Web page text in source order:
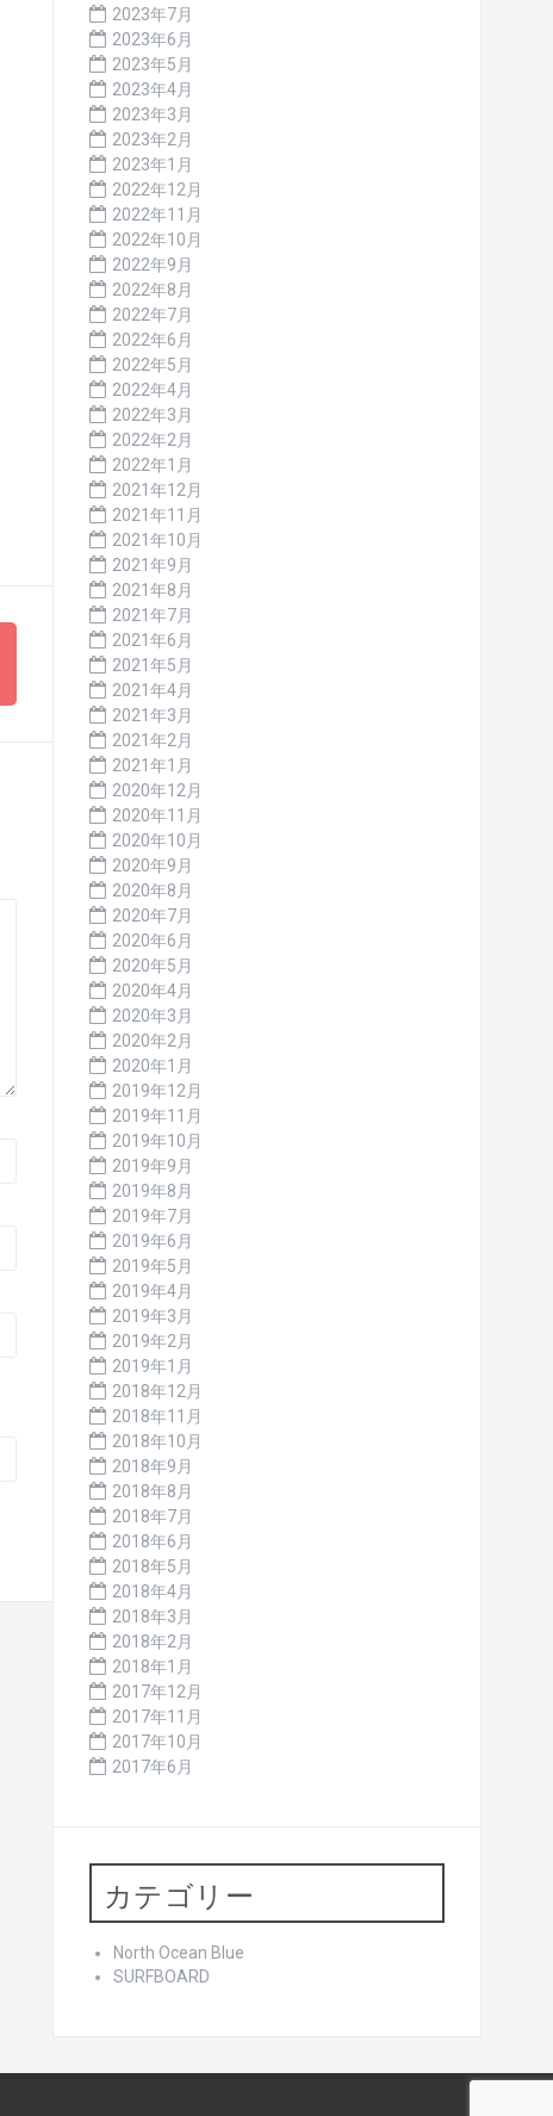
2023年7月
2023年6月
2023年5月
2023年4月
2023年3月
2023年2月
2023年1月
2022年12月
2022年11月
2022年10月
2022年9月
2022年8月
2022年7月
2022年6月
2022年5月
2022年4月
2022年3月
2022年2月
2022年1月
2021年12月
2021年11月
2021年10月
2021年9月
2021年8月
2021年7月
2021年6月
2021年5月
2021年4月
2021年3月
2021年2月
2021年1月
2020年12月
2020年11月
2020年10月
2020年9月
2020年8月
2020年7月
2020年6月
2020年5月
2020年4月
2020年3月
2020年2月
2020年1月
2019年12月
2019年11月
2019年10月
2019年9月
2019年8月
2019年7月
2019年6月
2019年5月
2019年4月
2019年3月
2019年2月
2019年1月
2018年12月
2018年11月
2018年10月
2018年9月
2018年8月
2018年7月
2018年6月
2018年5月
2018年4月
2018年3月
2018年2月
2018年1月
2017年12月
2017年11月
2017年10月
2017年6月
カテゴリー
North Ocean Blue
SURFBOARD